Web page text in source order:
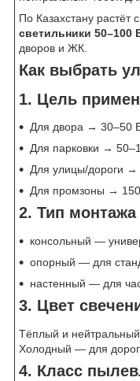
По Казахстану растёт
светильники 50–100
дворов и ЖК.
Как выбрать
1. Цель
Для двора → 30–50
Для парковки →
Для улицы/дороги →
Для промзоны →
2. Тип монтажа
консольный —
опорный — для
настенный — для
3. Цвет
Тёплый и
Холодный — для дорог
4. Класс